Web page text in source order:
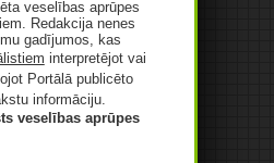
veselības aprūpes
Redakcija nenes
gadījumos, kas
interpretējot vai
Portālā publicēto
informāciju.
veselības aprūpes